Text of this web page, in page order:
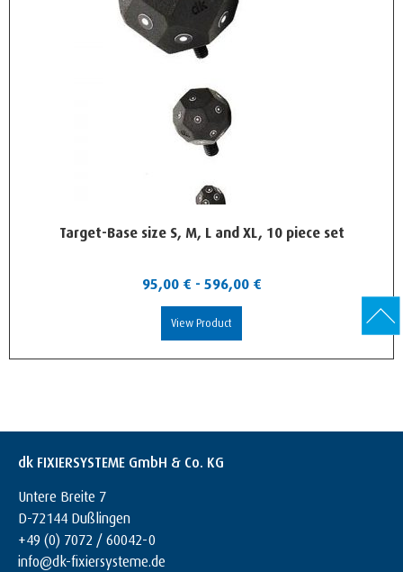
Target-Base size S, M, L and XL, 10 piece set
95,00 € - 596,00 €
View Product
dk FIXIERSYSTEME GmbH & Co. KG
Untere Breite 7
D-72144 Dußlingen
+49 (0) 7072 / 60042-0
info@dk-fixiersysteme.de